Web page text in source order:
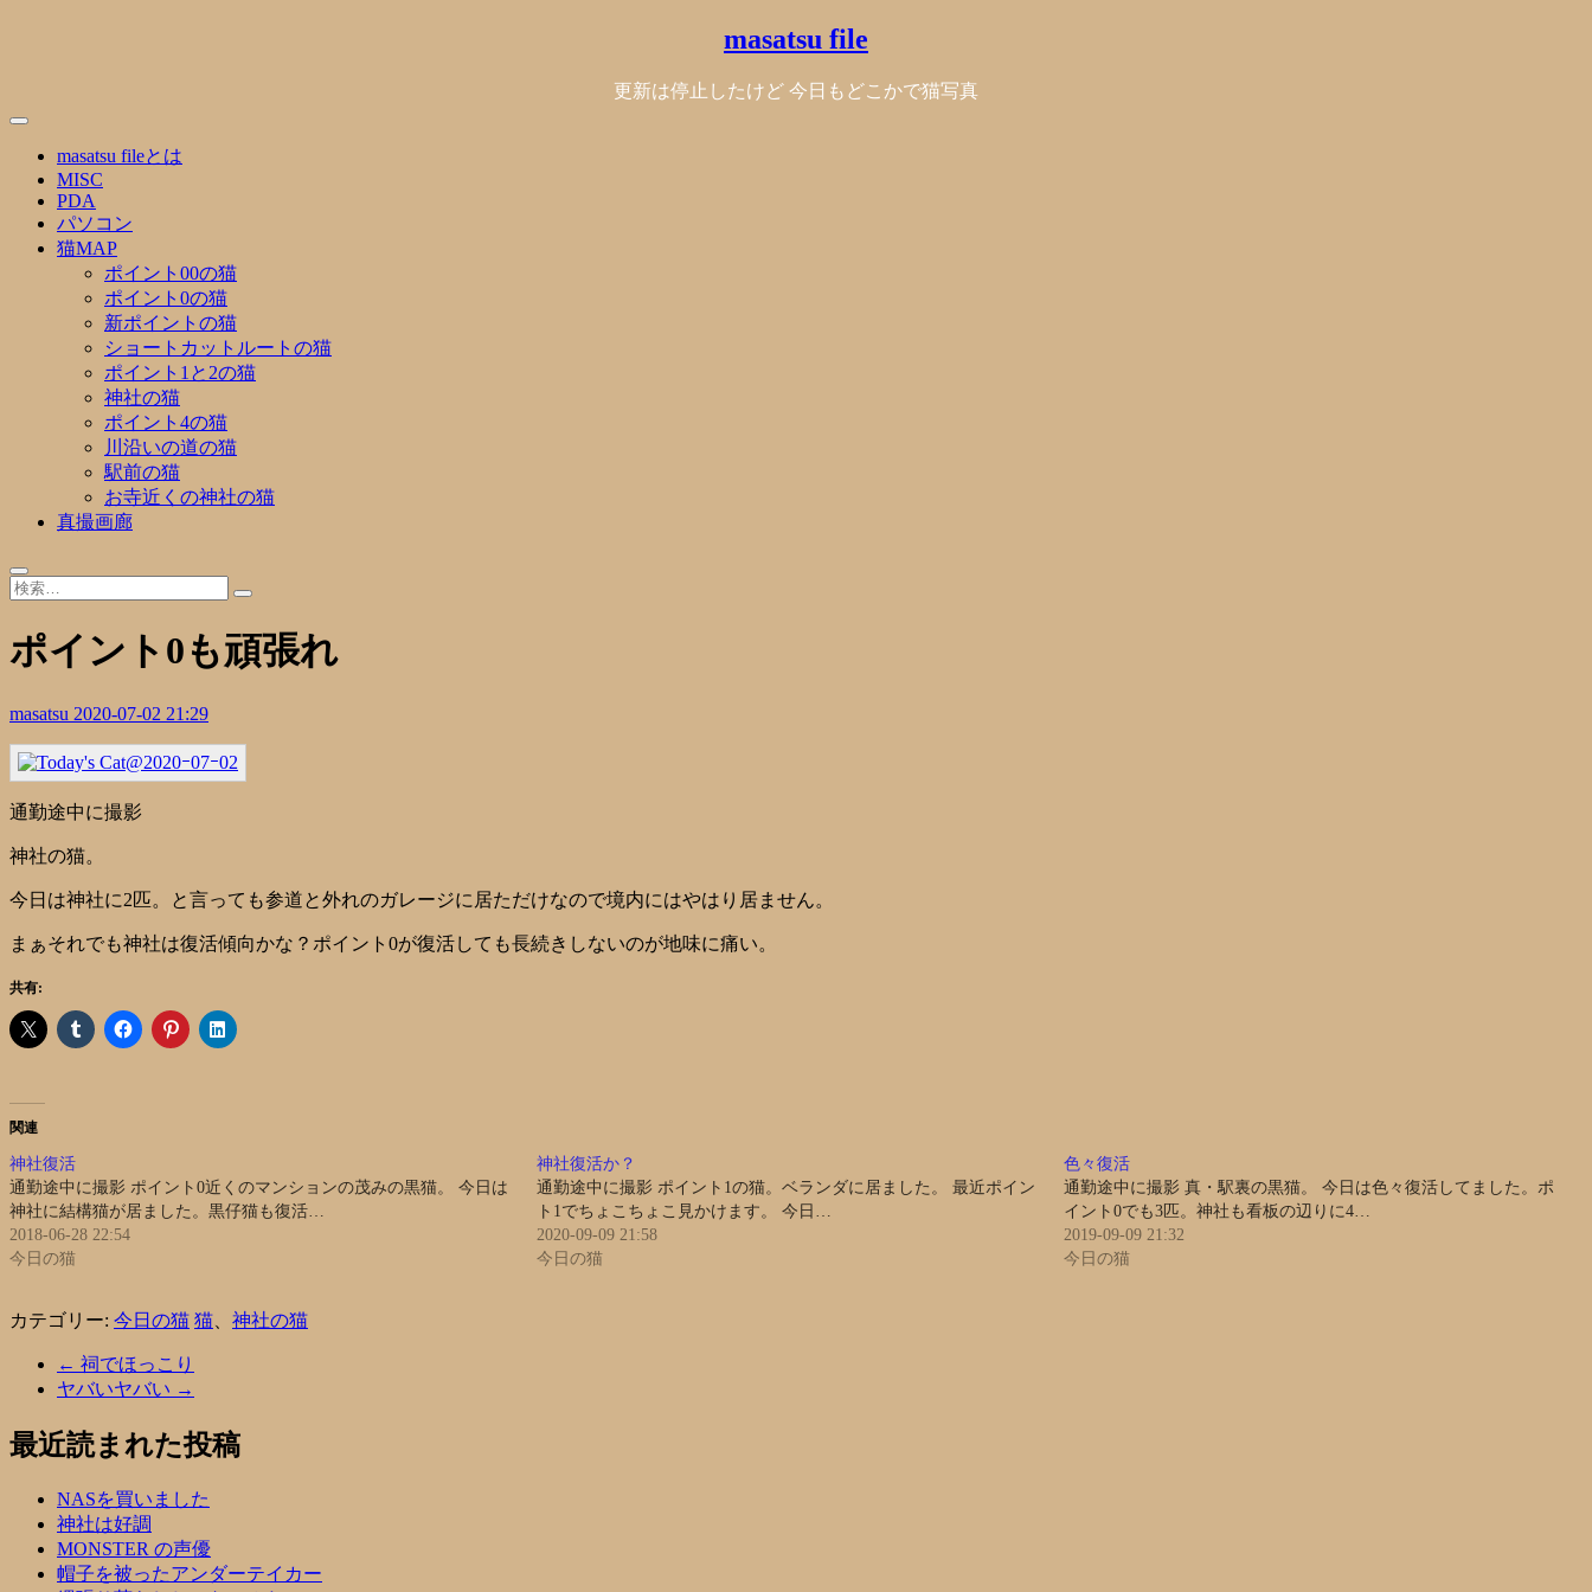
masatsu file
更新は停止したけど 今日もどこかで猫写真
masatsu fileとは
MISC
PDA
パソコン
猫MAP
ポイント00の猫
ポイント0の猫
新ポイントの猫
ショートカットルートの猫
ポイント1と2の猫
神社の猫
ポイント4の猫
川沿いの道の猫
駅前の猫
お寺近くの神社の猫
真撮画廊
ポイント0も頑張れ
masatsu 2020-07-02 21:29
通勤途中に撮影
神社の猫。
今日は神社に2匹。と言っても参道と外れのガレージに居ただけなので境内にはやはり居ません。
まぁそれでも神社は復活傾向かな？ポイント0が復活しても長続きしないのが地味に痛い。
共有:
関連
神社復活
通勤途中に撮影 ポイント0近くのマンションの茂みの黒猫。 今日は
神社に結構猫が居ました。黒仔猫も復活…
2018-06-28 22:54
今日の猫
神社復活か？
通勤途中に撮影 ポイント1の猫。ベランダに居ました。 最近ポイン
ト1でちょこちょこ見かけます。 今日…
2020-09-09 21:58
今日の猫
色々復活
通勤途中に撮影 真・駅裏の黒猫。 今日は色々復活してました。ポ
イント0でも3匹。神社も看板の辺りに4…
2019-09-09 21:32
今日の猫
カテゴリー: 今日の猫 猫 神社の猫
← 祠でほっこり
ヤバいヤバい →
最近読まれた投稿
NASを買いました
神社は好調
MONSTER の声優
帽子を被ったアンダーテイカー